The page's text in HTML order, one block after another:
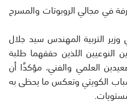
في مجالي الروبوتات والمسرح
التربية المهندس سيد جلال
النوعيين اللذين حققهما طلبة
العلمي والفني، مؤكدًا أن
الكويتي وتعكس ما يحظى به